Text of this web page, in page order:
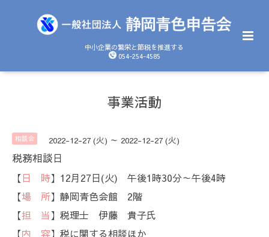
中小企業の繁栄と節税を推進する
054-254-4585
事業活動
相談会 2022-12-27 (火) ～ 2022-12-27 (火)
税務相談日
【日 時】12月27日(火) 午後1時30分～午後4時
【場 所】静岡青色会館 2階
【担 当】税理士 伊藤 貴子氏
【内 容】税に関する相談ほか